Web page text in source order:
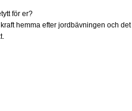
för er?
hemma efter jordbävningen och